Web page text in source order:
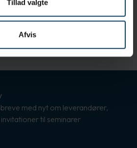
Tillad valgte
Afvis
med nyt om leverandører,
til seminarer